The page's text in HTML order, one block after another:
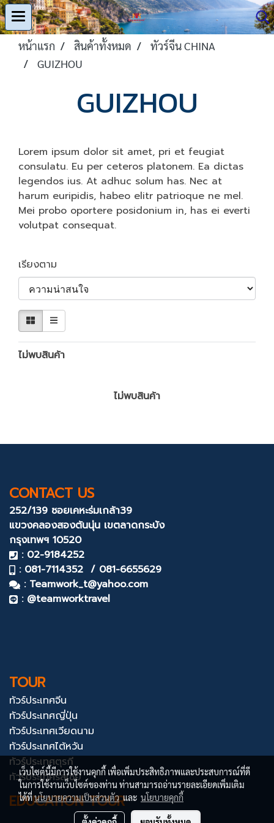
หน้าแรก สินค้าทั้งหมด
ทัวร์จีน CHINA
GUIZHOU
GUIZHOU
Lorem ipsum dolor sit amet, pri et feugiat
consulatu. Eu per ceteros platonem. Ea dictas
legendos ius. At adhuc solum has. Nec at
harum euripidis, habeo elitr patrioque ne mel.
Mei probo oportere posidonium in, has ei everti
volutpat consequat.
เรียงตาม
ไม่พบสินค้า
ไม่พบสินค้า
CONTACT US
252/139 ซอยเคหะร่มเกล้า39
แขวงคลองสองต้นนุ่น เขตลาดกระบัง
กรุงเทพฯ 10520
: 02-9184252
: 081-7114352 / 081-6655629
: Teamwork_t@yahoo.com
: @teamworktravel
TOUR
ทัวร์ประเทศจีน
ทัวร์ประเทศญี่ปุ่น
ทัวร์ประเทศเวียดนาม
ทัวร์ประเทศไต้หวัน
ทัวร์ประเทศตุรกี
ทัวร์ประเทศรัสเซีย
EDUCATION TOUR
เว็บไซต์นี้มีการใช้งานคุกกี้ เพื่อเพิ่มประสิทธิภาพและประสบการณ์ที่ดี
ในการใช้งานเว็บไซต์ของท่าน ท่านสามารถอ่านรายละเอียดเพิ่มเติม
ได้ที่นโยบายความเป็นส่วนตัวและ นโยบายคุกกี้